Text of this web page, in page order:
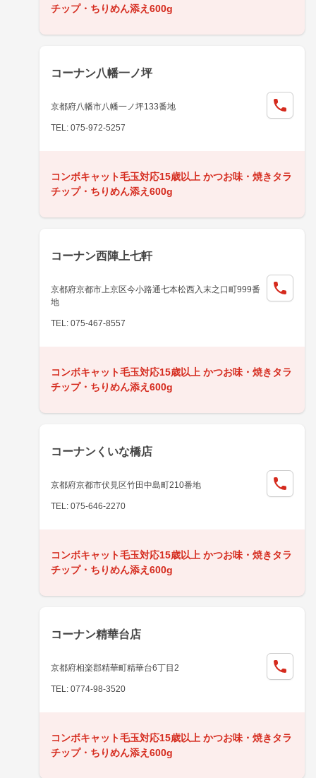
チップ・ちりめん添え600g
コーナン八幡一ノ坪
京都府八幡市八幡一ノ坪133番地
TEL: 075-972-5257
コンボキャット毛玉対応15歳以上 かつお味・焼きタラ
チップ・ちりめん添え600g
コーナン西陣上七軒
京都府京都市上京区今小路通七本松西入末之口町999番
地
TEL: 075-467-8557
コンボキャット毛玉対応15歳以上 かつお味・焼きタラ
チップ・ちりめん添え600g
コーナンくいな橋店
京都府京都市伏見区竹田中島町210番地
TEL: 075-646-2270
コンボキャット毛玉対応15歳以上 かつお味・焼きタラ
チップ・ちりめん添え600g
コーナン精華台店
京都府相楽郡精華町精華台6丁目2
TEL: 0774-98-3520
コンボキャット毛玉対応15歳以上 かつお味・焼きタラ
チップ・ちりめん添え600g